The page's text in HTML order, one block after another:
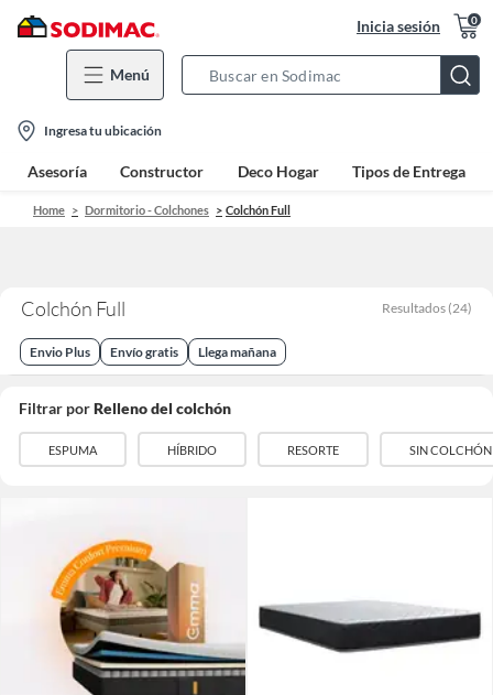
Inicia sesión 0
Menú
Bar
location-
icon
Ingresa tu ubicación
Asesoría Constructor Deco Hogar Tipos de Entrega
Home Dormitorio - Colchones Colchón Full
Colchón Full Resultados (24)
Envio Plus Envío gratis Llega mañana
Filtrar porRelleno del colchón
ESPUMA HÍBRIDO RESORTE SIN COLCHÓN